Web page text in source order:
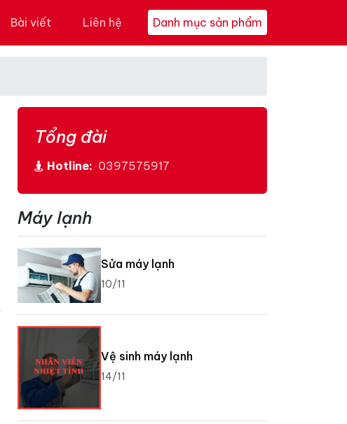
Bài viết Liên hệ Danh mục sản phẩm
Tổng đài
Hotline: 0397575917
Máy lạnh
Sửa máy lạnh
10/11
Vệ sinh máy lạnh
14/11